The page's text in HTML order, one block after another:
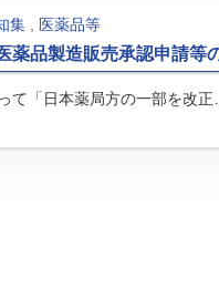
集 医薬品等
薬品製造販売承認申請等
て「日本薬局方の一部を改正…